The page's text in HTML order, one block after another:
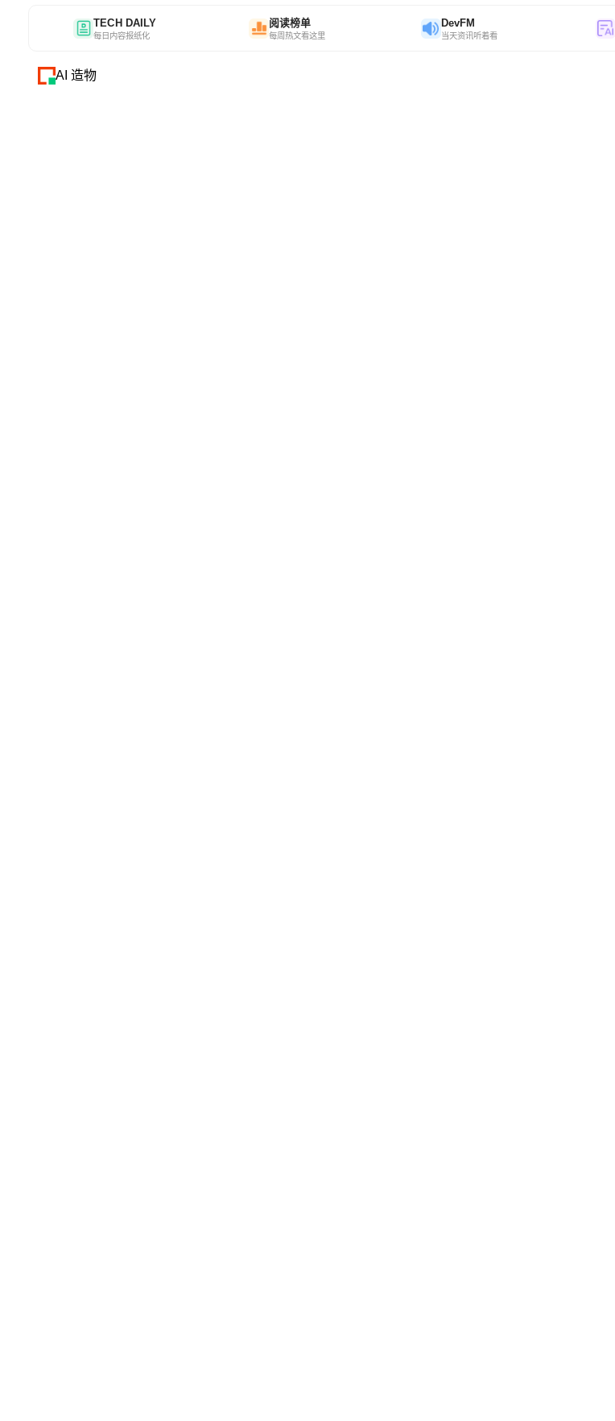
TECH DAILY
每日内容报纸化
阅读榜单
每周热文看这里
DevFM
当天资讯听着看
AI 造物